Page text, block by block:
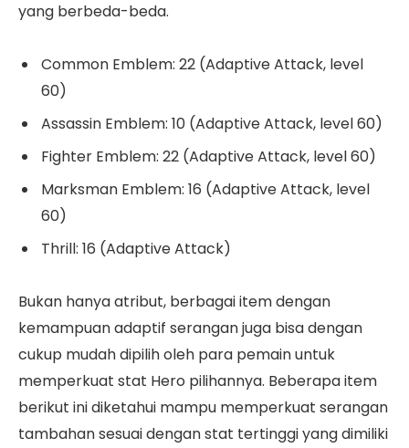
yang berbeda-beda.
Common Emblem: 22 (Adaptive Attack, level
60)
Assassin Emblem: 10 (Adaptive Attack, level 60)
Fighter Emblem: 22 (Adaptive Attack, level 60)
Marksman Emblem: 16 (Adaptive Attack, level
60)
Thrill: 16 (Adaptive Attack)
Bukan hanya atribut, berbagai item dengan
kemampuan adaptif serangan juga bisa dengan
cukup mudah dipilih oleh para pemain untuk
memperkuat stat Hero pilihannya. Beberapa item
berikut ini diketahui mampu memperkuat serangan
tambahan sesuai dengan stat tertinggi yang dimiliki